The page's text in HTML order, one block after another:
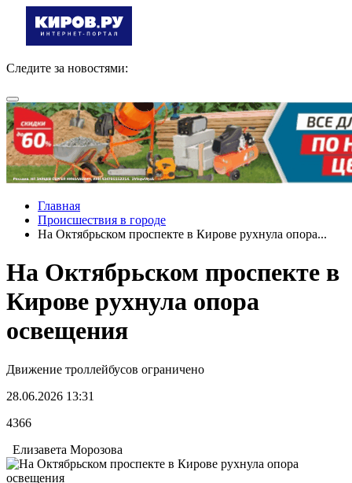
Следите за новостями:
Главная
Происшествия в городе
На Октябрьском проспекте в Кирове рухнула опора...
На Октябрьском проспекте в
Кирове рухнула опора
освещения
Движение троллейбусов ограничено
28.06.2026 13:31
4366
Елизавета Морозова